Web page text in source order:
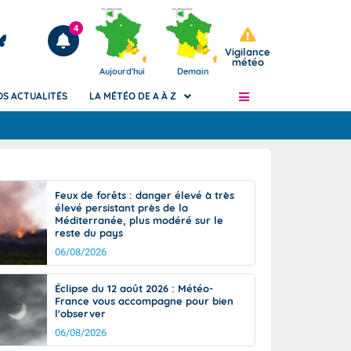
Articles
4
Aujourd'hui Demain
Vigilance
météo
de
Phénomènes dangereux de J+2 à J+7
Avertissement pluies intenses à l'échelle
des communes (Apic)
Bulletins Marine
d'avalanche
Météo des forêts
Vigicrues
ACTUALITÉS LA MÉTÉO DE A À Z
Feux de forêts : danger élevé à très
élevé persistant près de la
Méditerranée, plus modéré sur le
reste du pays
06/08/2026
Éclipse du 12 août 2026 : Météo-
France vous accompagne pour bien
l'observer
06/08/2026